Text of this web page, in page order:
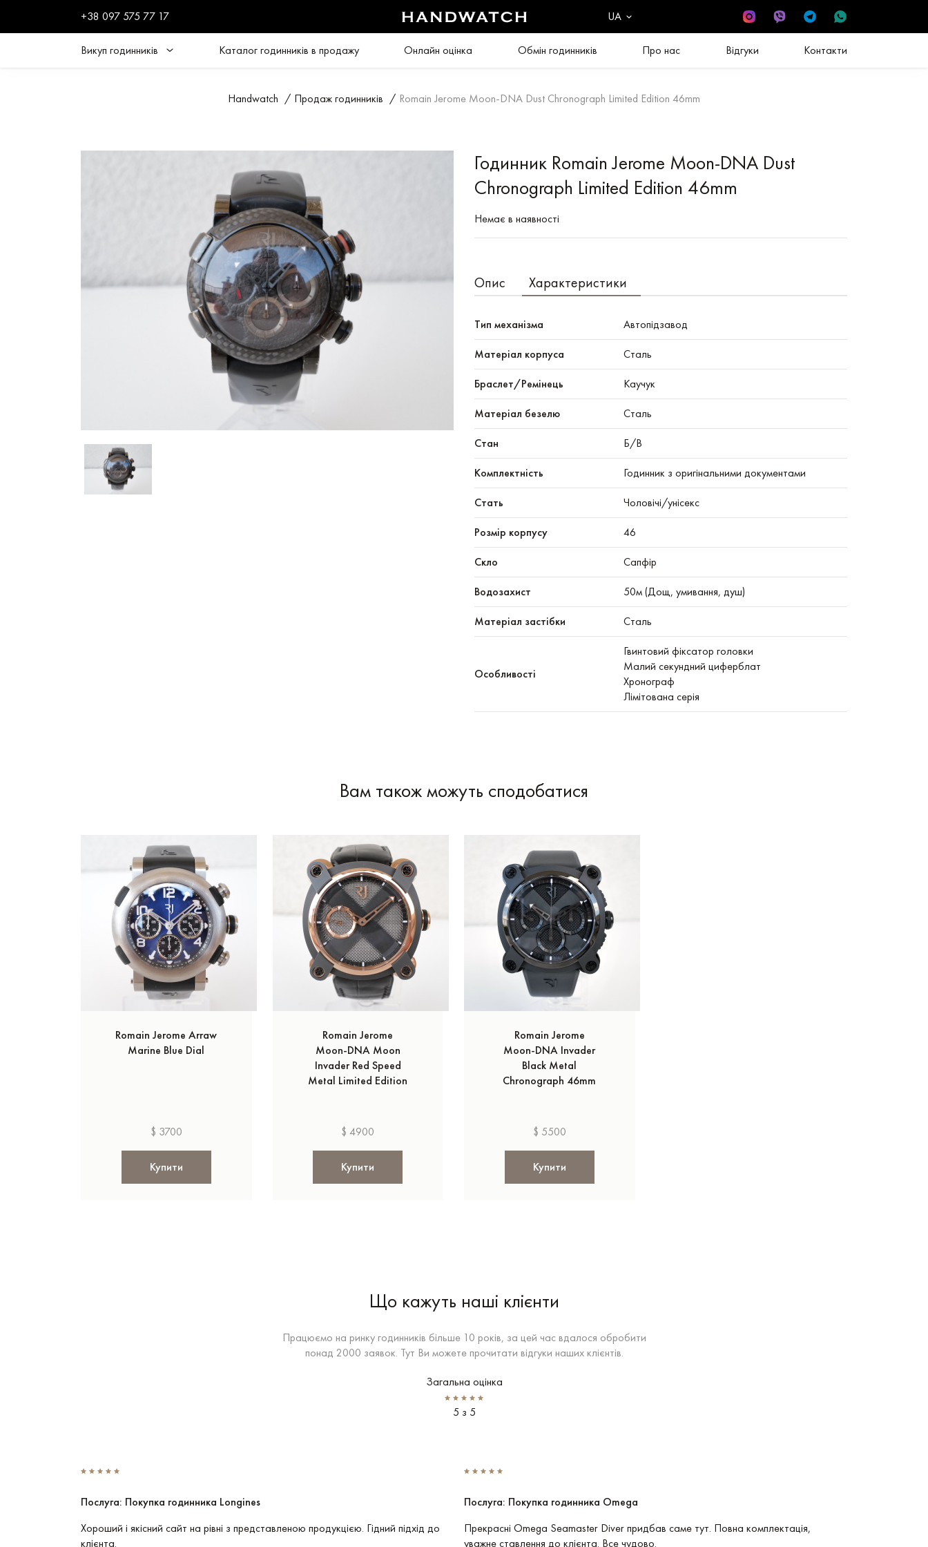
+38 097 575 77 17 UA
Викуп годинників Каталог годинників в продажу Онлайн оцінка Обмін годинників Про нас Відгуки Контакти
Handwatch / Продаж годинників / Romain Jerome Moon-DNA Dust Chronograph Limited Edition 46mm
Годинник Romain Jerome Moon-DNA Dust
Chronograph Limited Edition 46mm
Немає в наявності
Опис Характеристики
Тип механізма Автопідзавод
Mатеріал корпуса Сталь
Браслет/Ремінець Каучук
Матеріал безелю Сталь
Стан Б/В
Комплектність Годинник з оригінальними документами
Стать Чоловічі/унісекс
Розмір корпусу 46
Скло Сапфір
Водозахист 50м (Дощ, умивання, душ)
Матеріал застібки Сталь
Особливості
Гвинтовий фіксатор головки
Малий секундний циферблат
Хронограф
Лімітована серія
Вам також можуть сподобатися
Romain Jerome Arraw
Marine Blue Dial
$ 3700
Купити
Romain Jerome
Moon-DNA Moon
Invader Red Speed
Metal Limited Edition
$ 4900
Купити
Romain Jerome
Moon-DNA Invader
Black Metal
Chronograph 46mm
$ 5500
Купити
Що кажуть наші клієнти
Працюємо на ринку годинників більше 10 років, за цей час вдалося обробити
понад 2000 заявок. Тут Ви можете прочитати відгуки наших клієнтів.
Загальна оцінка
5 з 5
Послуга: Покупка годинника Longines
Хороший і якісний сайт на рівні з представленою продукцією. Гідний підхід до
клієнта.
Послуга: Покупка годинника Omega
Прекрасні Omega Seamaster Diver придбав саме тут. Повна комплектація,
уважне ставлення до клієнта. Все чудово.